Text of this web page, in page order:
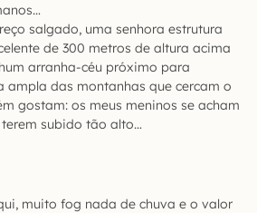
salgado, uma senhora estrutura
de 300 metros de altura acima
arranha-céu próximo para
ampla das montanhas que cercam o
gostam: os meus meninos se acham
subido tão alto…
muito fog nada de chuva e o valor